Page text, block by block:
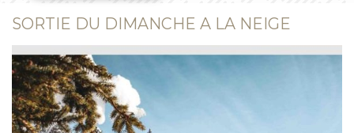
SORTIE DU DIMANCHE A LA NEIGE